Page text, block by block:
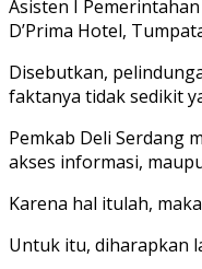
Asisten I
D’Prima Hotel,
Disebutkan,
faktanya tidak sedikit
Pemkab Deli Serdang
akses informasi,
Karena hal itulah,
Untuk itu, diharapkan